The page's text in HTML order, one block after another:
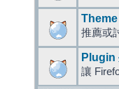
Theme
推薦或
Plugin
讓